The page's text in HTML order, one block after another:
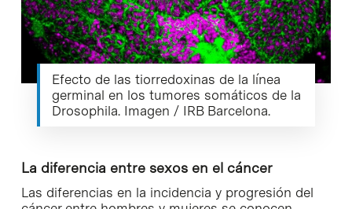
Efecto de las tiorredoxinas de la línea
germinal en los tumores somáticos de la
Drosophila. Imagen / IRB Barcelona.
La diferencia entre sexos en el cáncer
Las diferencias en la incidencia y progresión del